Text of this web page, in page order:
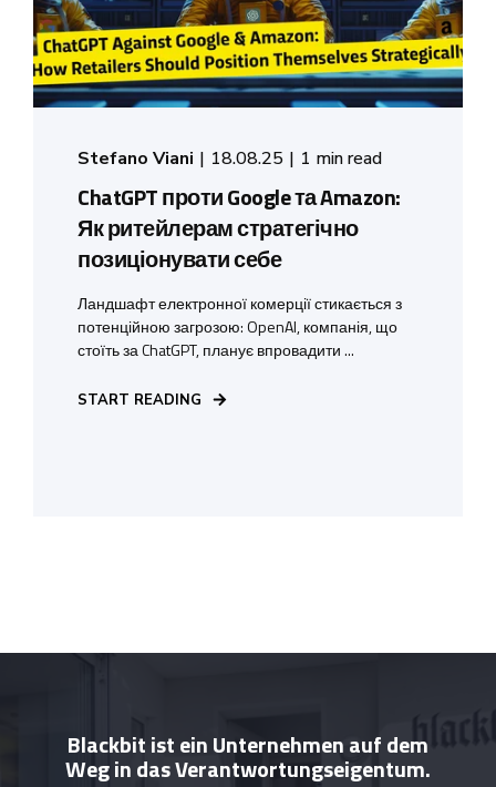
Stefano Viani 18.08.25 1 min read
ChatGPT проти Google та Amazon:
Як ритейлерам стратегічно
позиціонувати себе
Ландшафт електронної комерції стикається з
потенційною загрозою: OpenAI, компанія, що
стоїть за ChatGPT, планує впровадити ...
START READING
Blackbit ist ein Unternehmen auf dem
Weg in das Verantwortungseigentum.